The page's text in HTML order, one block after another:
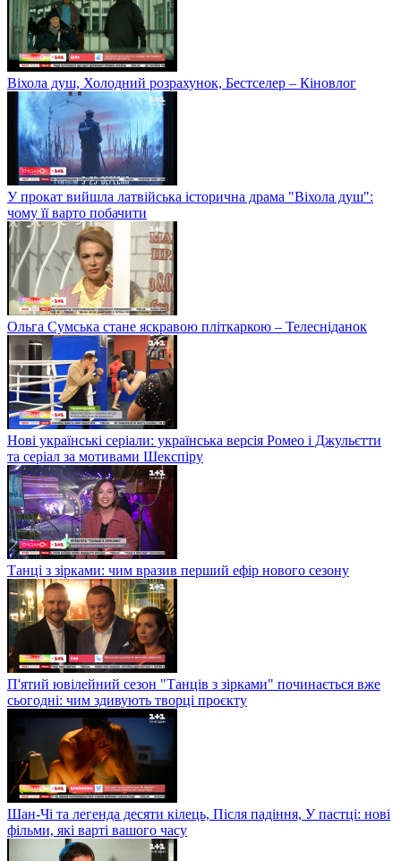
Віхола душ, Холодний розрахунок, Бестселер – Кіновлог
У прокат вийшла латвійська історична драма "Віхола душ":
чому її варто побачити
Ольга Сумська стане яскравою пліткаркою – Телесніданок
Нові українські серіали: українська версія Ромео і Джульєтти
та серіал за мотивами Шекспіру
Танці з зірками: чим вразив перший ефір нового сезону
П'ятий ювілейний сезон "Танців з зірками" починається вже
сьогодні: чим здивують творці проєкту
Шан-Чі та легенда десяти кілець, Після падіння, У пастці: нові
фільми, які варті вашого часу